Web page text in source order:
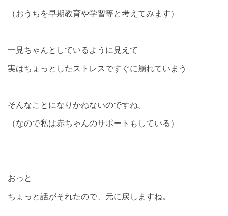
（おうちを早期教育や学習等と考えてみます）
一見ちゃんとしているように見えて
実はちょっとしたストレスですぐに崩れていまう
そんなことになりかねないのですね。
（なので私は赤ちゃんのサポートもしている）
おっと
ちょっと話がそれたので、元に戻しますね。